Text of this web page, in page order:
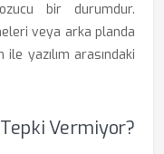
bir durumdur.
veya arka planda
ile yazılım arasındaki
Vermiyor?